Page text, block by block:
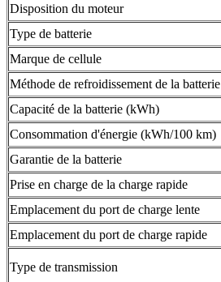
Disposition du moteur
Type de batterie
Marque de cellule
Méthode de refroidissement de la batterie
Capacité de la batterie (kWh)
Consommation d'énergie (kWh/100 km)
Garantie de la batterie
Prise en charge de la charge rapide
Emplacement du port de charge lente
Emplacement du port de charge rapide
Type de transmission